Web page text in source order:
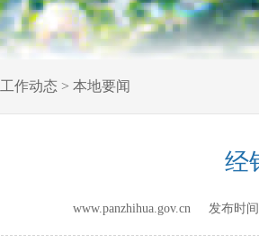
工作动态 > 本地要闻
经
www.panzhihua.gov.cn 发布时